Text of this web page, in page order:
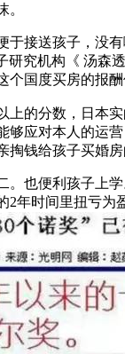
。
送孩子，没有
研究机构《 汤
国度买房的报
的分数，日本实
够应对本人的运
钱给孩子买婚
便利孩子上学
年时间里扭亏